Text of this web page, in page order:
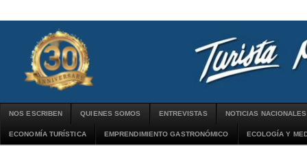
NOS ESCRIBEN QUIENES SOMOS ENTREVISTAS NOTICIAS NACIONALES
ECONOMÍA TURÍSTICA EMPRENDIMIENTO GASTRONÓMICO ECOLOGÍA Y